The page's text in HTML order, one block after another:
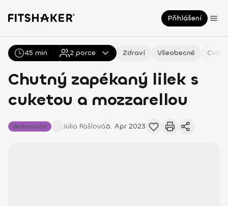
Přihlášení
Všechny Recepty Zdraví Všeobecné
Chutný zapékaný lilek s
cuketou a mozzarellou
Velikonoční Júlia Rašlová6. Apr 2023
45 min 2 porce